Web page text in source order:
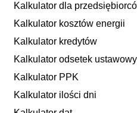
Kalkulator dla
Kalkulator kosztów energii
Kalkulator kredytów
Kalkulator odsetek
Kalkulator PPK
Kalkulator ilości dni